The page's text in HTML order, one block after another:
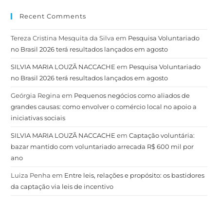
Recent Comments
Tereza Cristina Mesquita da Silva em Pesquisa Voluntariado
no Brasil 2026 terá resultados lançados em agosto
SILVIA MARIA LOUZÃ NACCACHE em Pesquisa Voluntariado
no Brasil 2026 terá resultados lançados em agosto
Geórgia Regina em Pequenos negócios como aliados de
grandes causas: como envolver o comércio local no apoio a
iniciativas sociais
SILVIA MARIA LOUZÃ NACCACHE emCaptação voluntária:
bazar mantido com voluntariado arrecada R$ 600 mil por
ano
Luiza Penha em Entre leis, relações e propósito: os bastidores
da captação via leis de incentivo